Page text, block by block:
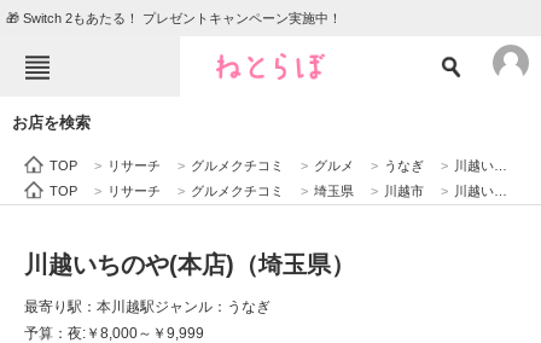
🎁 Switch 2もあたる！ プレゼントキャンペーン実施中！
エンタメ クイズ
住まい 教育・育児
動物
お店を検索
TOP > リサーチ > グルメクチコミ > グルメ > うなぎ >
川越いちのや(本店)（埼玉県）
TOP
> リサーチ > グルメクチコミ > 埼玉県 > 川越市 > 川越いちのや(本店)（埼玉県）
川越いちのや(本店)（埼玉県）
最寄り駅：本川越駅ジャンル：うなぎ
予算：夜:￥8,000～￥9,999